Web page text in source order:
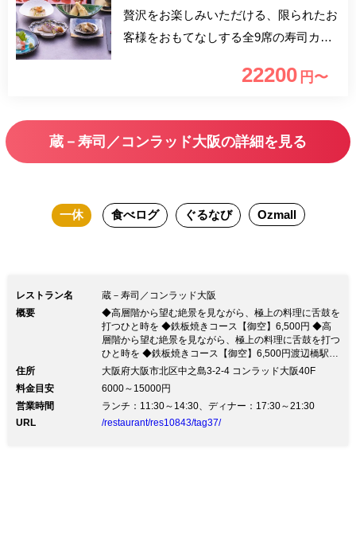
贅沢をお楽しみいただける、限られたお
客様をおもてなしする全9席の寿司カウ
自然のパノラマ、目の前で職人が生み出
接待や特別な日のご会食に最適な空間で
す。
22200 円〜
蔵－寿司／コンラッド大阪の詳細を見る
一休 食べログ ぐるなび Ozmall
レストラン名
蔵－寿司／コンラッド大阪
概要
◆高層階から望む絶景を見ながら、極上の料理に舌鼓を
打つひと時を ◆鉄板焼きコース【御空】6,500円 ◆高
層階から望む絶景を見ながら、極上の料理に舌鼓を打つ
ひと時を ◆鉄板焼きコース【御空】6,500円渡辺橋駅か
ら徒歩2分にある≪蔵‐鉄板焼＆寿司≫ 選び抜いた旬の
で織りなす絶品料理をぜひご賞味ください。 高級感あ
ふれる落ち着いた雰囲気の中、極上のおもてなしでお出
迎えいたします。 贅を極めた逸品を味わってみてはい
住所
大阪府大阪市北区中之島3-2-4 コンラッド大阪40F
料金目安
6000～15000円
営業時間
ランチ：11:30～14:30、ディナー：17:30～21:30
URL
/restaurant/res10843/tag37/